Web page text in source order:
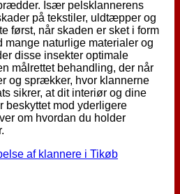
Især pelsklannerens
på tekstiler, uldtæpper og
først, når skaden er sket i form
mange naturlige materialer og
disse insekter optimale
målrettet behandling, der når
og sprækker, hvor klannerne
sikrer, at dit interiør og dine
mod yderligere
om hvordan du holder
af klannere i Tikøb